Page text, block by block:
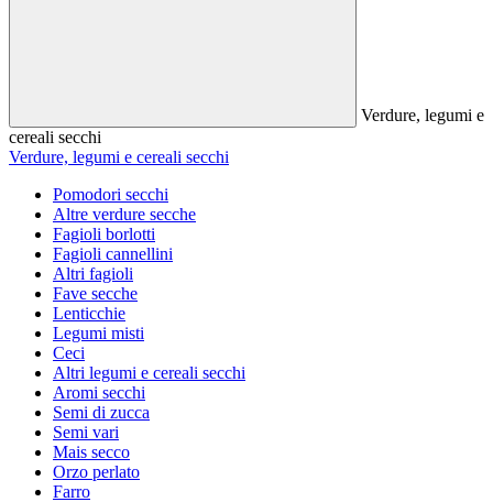
Verdure, legumi e
cereali secchi
Verdure, legumi e cereali secchi
Pomodori secchi
Altre verdure secche
Fagioli borlotti
Fagioli cannellini
Altri fagioli
Fave secche
Lenticchie
Legumi misti
Ceci
Altri legumi e cereali secchi
Aromi secchi
Semi di zucca
Semi vari
Mais secco
Orzo perlato
Farro